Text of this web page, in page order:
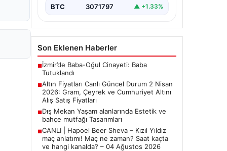
yakından…
BTC 3071797 ▲ +1.33%
Son Eklenen Haberler
■İzmir’de Baba-Oğul Cinayeti: Baba
Tutuklandı
■Altın Fiyatları Canlı Güncel Durum 2 Nisan
2026: Gram, Çeyrek ve Cumhuriyet Altını
Alış Satış Fiyatları
■Dış Mekan Yaşam alanlarında Estetik ve
bahçe mutfağı Tasarımları
■CANLI | Hapoel Beer Sheva – Kızıl Yıldız
maç anlatımı! Maç ne zaman? Saat kaçta
ve hangi kanalda? – 04 Ağustos 2026